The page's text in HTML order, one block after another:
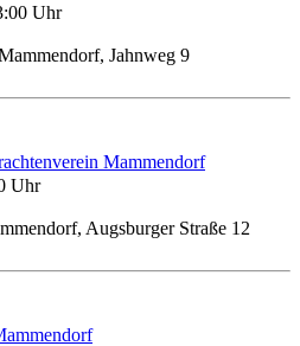
Uhr
Jahnweg 9
Mammendorf
Uhr
Augsburger Straße 12